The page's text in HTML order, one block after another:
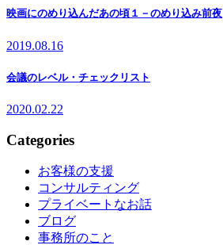
映画にのめり込んだあの頃１－のめり込み前夜
2019.08.16
会議のレベル・チェックリスト
2020.02.22
Categories
お客様の支援
コンサルティング
プライベートなお話
ブログ
事務所のこと